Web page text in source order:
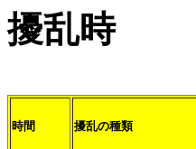
擾乱時
時間 擾乱の種類